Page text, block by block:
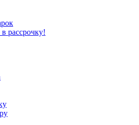
рассрочку!